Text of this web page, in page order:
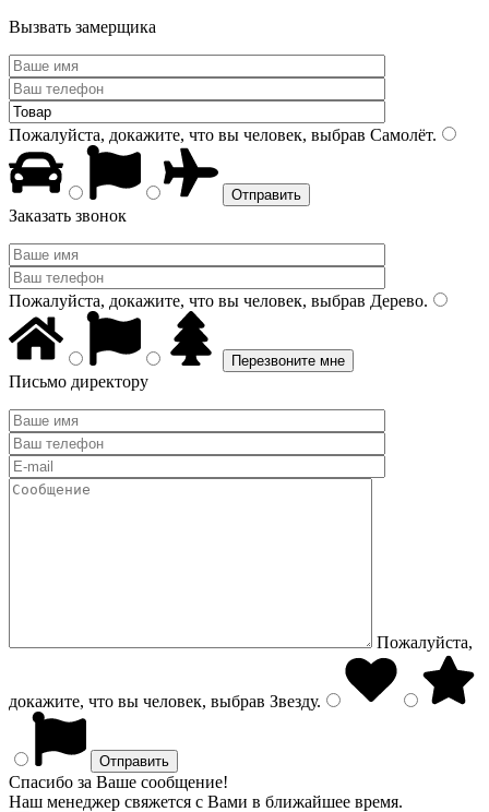
Вызвать замерщика
Пожалуйста, докажите, что вы человек, выбрав Самолёт.
Заказать звонок
Пожалуйста, докажите, что вы человек, выбрав Дерево.
Письмо директору
Пожалуйста,
докажите, что вы человек, выбрав Звезду.
Спасибо за Ваше сообщение!
Наш менеджер свяжется с Вами в ближайшее время.